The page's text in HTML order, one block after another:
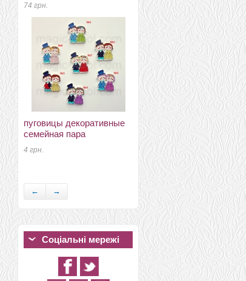
74 грн.
пуговицы декоративные
семейная пара
4 грн.
214 грн.
іншій шовк і нефарбовані
волокна волокна
растягнутого кокона
шовку
48 грн.
← →
Соціальні мережі